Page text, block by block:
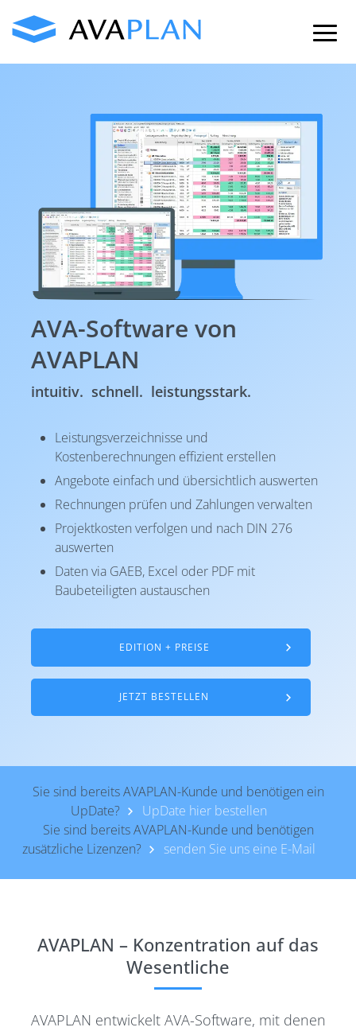
content
AVA-Software von
AVAPLAN
intuitiv. schnell. leistungsstark.
Leistungsverzeichnisse und
Kostenberechnungen effizient erstellen
Angebote einfach und übersichtlich auswerten
Rechnungen prüfen und Zahlungen verwalten
Projektkosten verfolgen und nach DIN 276
auswerten
Daten via GAEB, Excel oder PDF mit
Baubeteiligten austauschen
EDITION + PREISE
JETZT BESTELLEN
Sie sind bereits AVAPLAN-Kunde und benötigen ein
UpDate?
UpDate hier bestellen
Sie sind bereits AVAPLAN-Kunde und benötigen
zusätzliche Lizenzen?
senden Sie uns eine E-Mail
AVAPLAN – Konzentration auf das
Wesentliche
AVAPLAN entwickelt AVA-Software, mit denen